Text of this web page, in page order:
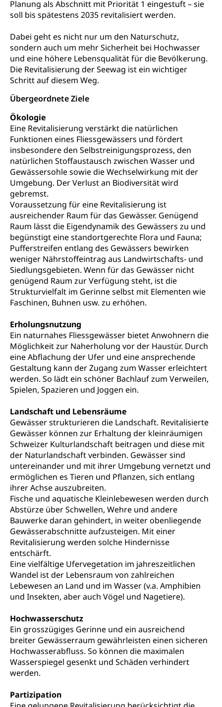
Planung als Abschnitt mit Priorität 1 eingestuft – sie
soll bis spätestens 2035 revitalisiert werden.
Dabei geht es nicht nur um den Naturschutz,
sondern auch um mehr Sicherheit bei Hochwasser
und eine höhere Lebensqualität für die Bevölkerung.
Die Revitalisierung der Seewag ist ein wichtiger
Schritt auf diesem Weg.
Übergeordnete Ziele
Ökologie
Eine Revitalisierung verstärkt die natürlichen
Funktionen eines Fliessgewässers und fördert
insbesondere den Selbstreinigungsprozess, den
natürlichen Stoffaustausch zwischen Wasser und
Gewässersohle sowie die Wechselwirkung mit der
Umgebung. Der Verlust an Biodiversität wird
gebremst.
Voraussetzung für eine Revitalisierung ist
ausreichender Raum für das Gewässer. Genügend
Raum lässt die Eigendynamik des Gewässers zu und
begünstigt eine standortgerechte Flora und Fauna;
Pufferstreifen entlang des Gewässers bewirken
weniger Nährstoffeintrag aus Landwirtschafts- und
Siedlungsgebieten. Wenn für das Gewässer nicht
genügend Raum zur Verfügung steht, ist die
Strukturvielfalt im Gerinne selbst mit Elementen wie
Faschinen, Buhnen usw. zu erhöhen.
Erholungsnutzung
Ein naturnahes Fliessgewässer bietet Anwohnern die
Möglichkeit zur Naherholung vor der Haustür. Durch
eine Abflachung der Ufer und eine ansprechende
Gestaltung kann der Zugang zum Wasser erleichtert
werden. So lädt ein schöner Bachlauf zum Verweilen,
Spielen, Spazieren und Joggen ein.
Landschaft und Lebensräume
Gewässer strukturieren die Landschaft. Revitalisierte
Gewässer können zur Erhaltung der kleinräumigen
Schweizer Kulturlandschaft beitragen und diese mit
der Naturlandschaft verbinden. Gewässer sind
untereinander und mit ihrer Umgebung vernetzt und
ermöglichen es Tieren und Pflanzen, sich entlang
ihrer Achse auszubreiten.
Fische und aquatische Kleinlebewesen werden durch
Abstürze über Schwellen, Wehre und andere
Bauwerke daran gehindert, in weiter obenliegende
Gewässerabschnitte aufzusteigen. Mit einer
Revitalisierung werden solche Hindernisse
entschärft.
Eine vielfältige Ufervegetation im jahreszeitlichen
Wandel ist der Lebensraum von zahlreichen
Lebewesen an Land und im Wasser (v.a. Amphibien
und Insekten, aber auch Vögel und Nagetiere).
Hochwasserschutz
Ein grosszügiges Gerinne und ein ausreichend
breiter Gewässerraum gewährleisten einen sicheren
Hochwasserabfluss. So können die maximalen
Wasserspiegel gesenkt und Schäden verhindert
werden.
Partizipation
Freiwilliger Schulsport
Hobbytierhaltung und Bienen
Veterinärdienst
Wildtiere
Halten von Wildtieren
Haltung Heimtiere
Todesfall
Bestattung, Beerdigung, Testament, Erbrecht,
Zivilstandsamt, Erben, Erbenliste
Ärztliche Todesbescheinigung
Sicherheit
Armee
Militär, Militärdienst, Militärdienstpflicht,
Wehrpflicht, Berufssoldat, Militärdienstverweigerer,
Dienstverweigerer, Militärdienstverweigerung,
Wehrpflichtersatz, Wehrpflichtersatzabgabe
Militär
Schweizer Armee
Erwerbsausfallentschädigung (WAS Luzern)
Bevölkerungsschutz
Katastrophenschutz, Katastrophenhilfe, Polizei,
Feuerwehr, Gesundheitswesen, technische Betriebe,
Alarmierung, Sirenentest
Kantonaler Führungsstab
Polizei
Ordnungskräfte, Sicherheit, öffentliche Ordnung
Polizei
Versorgung
Vorratshaltung, Vorrat
Wasserversorgung
Waffen
Waffenerwerbsschein, Waffenschein, Waffenbüro,
Waffentragen, Selbstverteidigung
Waffen, Sprengstoffe und Pyrotechnik
Zivildienst
Militärdienst
Bundesamt für Zivildienst ZIVI
Erwerbsausfallentschädigung (WAS Luzern)
Zivilschutz
Schutzdienstpflicht, Schutzraum,
Schutzraumbaupflicht
Zivilschutz
Staat und Recht
Gleichstellung von Frau und Mann
Diskriminierung, Gleichstellungsbüro, Mobbing
Gleichstellung aller Geschlechter und
Lebensformen
Gleichstellung Menschen mit
Schlichtungsbehörde Gleichstellung
Zivilverfahren
Zivilrecht, Zivilrechtspflege, Gerichtsverfahren
Bezirksgerichte: Aufgaben und Verfahren
Kosten im Zivilprozess
Betreibung und Konkurs
Bankrott, Schulden, Zahlungsunfähigkeit, Pfändung
Schulden (gruezi.lu.ch)
Betreibungsverfahren
Konkursämter
Demokratie
Regierungsform, Stimm- und Wahlrecht,
Stimmrecht, Abstimmungen, Wahlen, politische
Parteien, Grundfreiheiten, Pluralismus
Volksrechte
Kantonale Steuern
Finanzausgleich, Einkommenssteuer, Kopfsteuer,
Personalsteuer, Haushaltssteuer, Vermögenssteuer,
Grundstückgewinnsteuer, Liegenschaftssteuer,